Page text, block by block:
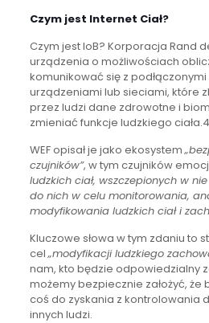
Czym jest Internet Ciał?
Czym jest IoB? Korporacja Rand
urządzenia o możliwościach
komunikować się z
urządzeniami lub sieciami, które
przez ludzi dane zdrowotne i
zmieniać funkcje ludzkiego ciała.4
WEF opisał je jako ekosystem
czujników”, w tym czujników
ludzkich ciał, wszczepionych w
do nich w celu monitorowania,
modyfikowania ludzkich ciał i
Kluczowe słowa w tym zdaniu to
cel„modyfikacji ludzkiego
nam, kto będzie odpowiedzialny
możemy bezpiecznie założyć, że
coś do zyskania z kontrolowania
innych ludzi.